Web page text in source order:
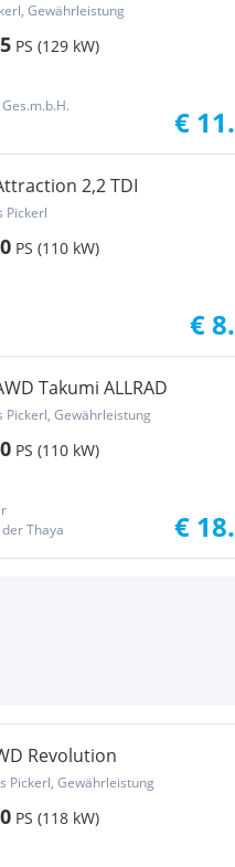
Gewährleistung
PS (129 kW)
€
2,2 TDI
Pickerl
PS (110 kW)
€
Takumi ALLRAD
Pickerl, Gewährleistung
PS (110 kW)
Thaya
€
Revolution
Pickerl, Gewährleistung
PS (118 kW)